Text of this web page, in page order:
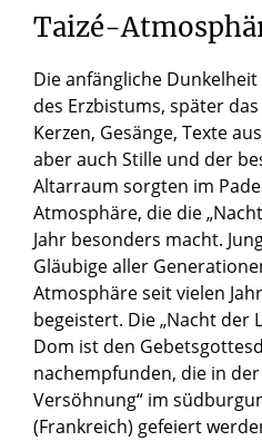
Taizé-
Die anfängliche
des Erzbistums, später
Kerzen, Gesänge, Texte
aber auch Stille und der
Altarraum sorgten im
Atmosphäre, die die
Jahr besonders macht.
Gläubige aller
Atmosphäre seit vielen
begeistert. Die „Nacht der
Dom ist den
nachempfunden, die in
Versöhnung“ im
(Frankreich) gefeiert